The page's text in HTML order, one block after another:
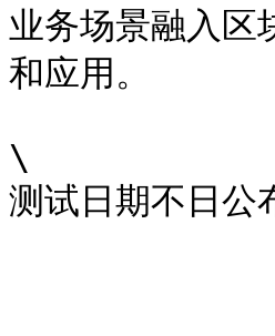
业务场景融入区
和应用。
\